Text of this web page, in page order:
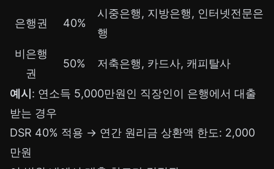
은행권 40%
시중은행, 지방은행, 인터넷전문은
행
비은행
권
50% 저축은행, 카드사, 캐피탈사
예시 : 연소득 5,000만원인 직장인이 은행에서 대출
받는 경우
DSR 40% 적용 → 연간 원리금 상환액 한도: 2,000
만원